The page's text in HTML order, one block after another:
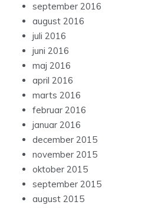
september 2016
august 2016
juli 2016
juni 2016
maj 2016
april 2016
marts 2016
februar 2016
januar 2016
december 2015
november 2015
oktober 2015
september 2015
august 2015